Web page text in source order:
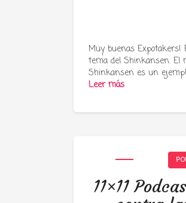
Muy buenas
tema del Shinkansen. El
Shinkansen es un
Leer más
11×11